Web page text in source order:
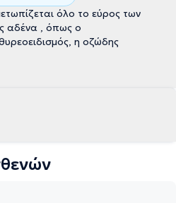
όλο το εύρος των
αδένα , όπως ο
η οζώδης